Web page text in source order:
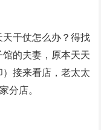
干仗怎么办？得找
的夫妻，原本天天
接来看店，老太太
分店。